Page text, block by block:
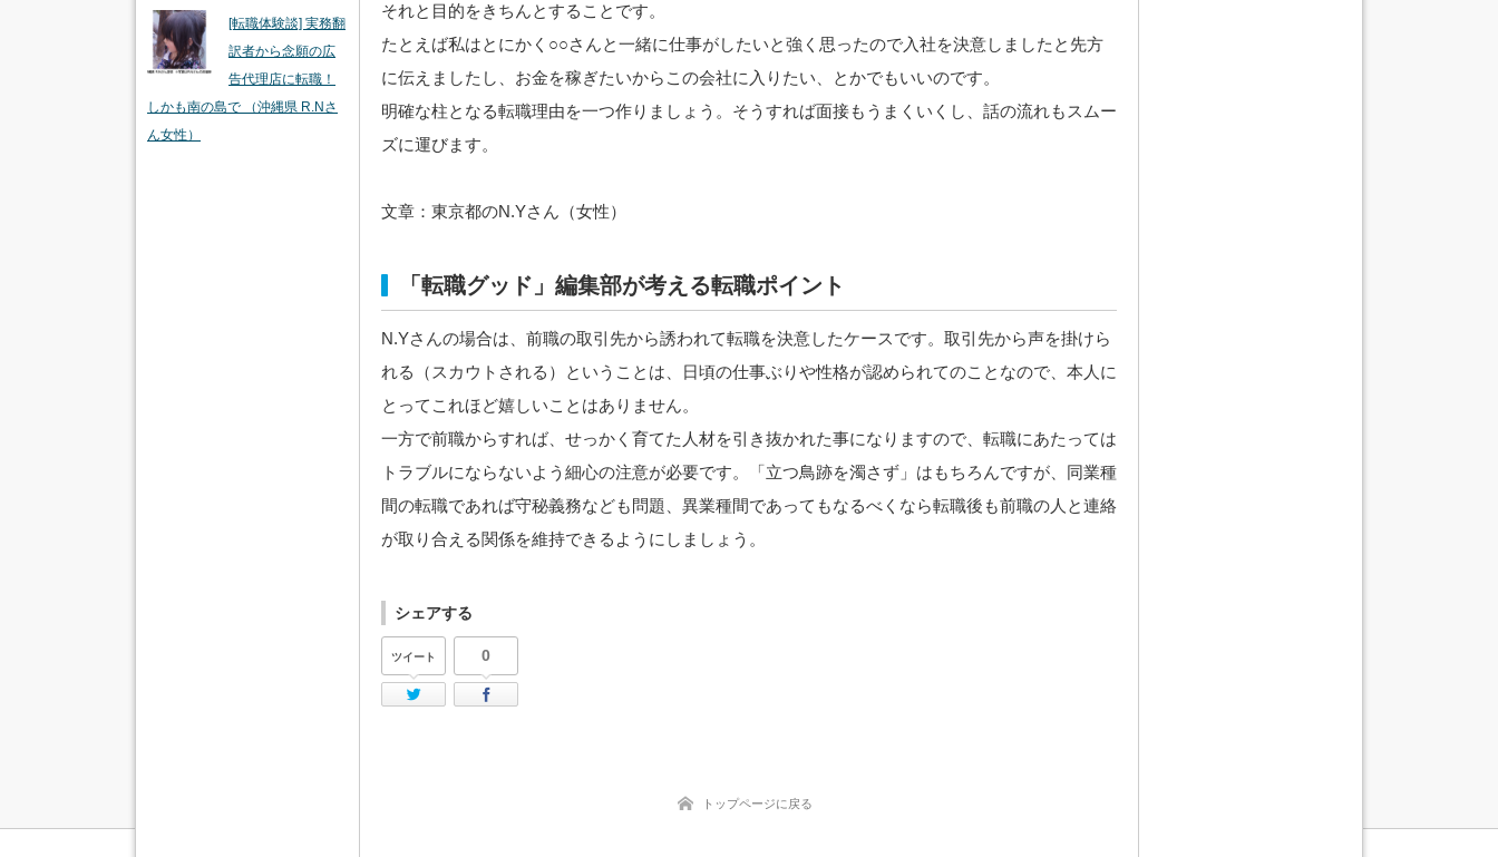
それと目的をきちんとすることです。
たとえば私はとにかく○○さんと一緒に仕事がしたいと強く思ったので入社を決意しましたと先方
に伝えましたし、お金を稼ぎたいからこの会社に入りたい、とかでもいいのです。
明確な柱となる転職理由を一つ作りましょう。そうすれば面接もうまくいくし、話の流れもスムー
ズに運びます。
文章：東京都のN.Yさん（女性）
「転職グッド」編集部が考える転職ポイント
N.Yさんの場合は、前職の取引先から誘われて転職を決意したケースです。取引先から声を掛けら
れる（スカウトされる）ということは、日頃の仕事ぶりや性格が認められてのことなので、本人に
とってこれほど嬉しいことはありません。
一方で前職からすれば、せっかく育てた人材を引き抜かれた事になりますので、転職にあたっては
トラブルにならないよう細心の注意が必要です。「立つ鳥跡を濁さず」はもちろんですが、同業種
間の転職であれば守秘義務なども問題、異業種間であってもなるべくなら転職後も前職の人と連絡
が取り合える関係を維持できるようにしましょう。
シェアする
ツイート
Twitter
0
トップページに戻る
[転職体験談] 実務翻
訳者から念願の広
告代理店に転職！
しかも南の島で （沖縄県 R.Nさ
ん女性）